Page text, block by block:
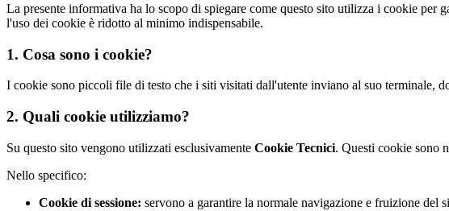
La presente informativa ha lo scopo di spiegare come questo sito utilizza i cookie per
l'uso dei cookie è ridotto al minimo indispensabile.
1. Cosa sono i cookie?
I cookie sono piccoli file di testo che i siti visitati dall'utente inviano al suo terminale,
2. Quali cookie utilizziamo?
Su questo sito vengono utilizzati esclusivamente Cookie Tecnici. Questi cookie sono
Nello specifico:
Cookie di sessione: servono a garantire la normale navigazione e fruizione del